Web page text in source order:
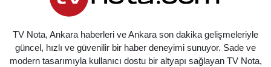
TV Nota, Ankara haberleri ve Ankara son dakika gelişmeleriyle
güncel, hızlı ve güvenilir bir haber deneyimi sunuyor. Sade ve
modern tasarımıyla kullanıcı dostu bir altyapı sağlayan TV Nota,